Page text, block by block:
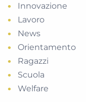
Innovazione
Lavoro
News
Orientamento
Ragazzi
Scuola
Welfare